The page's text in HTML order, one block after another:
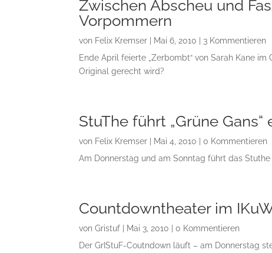
Zwischen Abscheu und
Vorpommern
von Felix Kremser | Mai 6, 2010 | 3 Kommentieren
Ende April feierte „Zerbombt“ von Sarah Kane
Original gerecht wird?
StuThe führt „Grüne Gans“
von Felix Kremser | Mai 4, 2010 | 0 Kommentieren
Am Donnerstag und am Sonntag führt das
Countdowntheater im
vonGristuf | Mai 3, 2010 | 0 Kommentieren
Der GrIStuF-Coutndown läuft – am Donnerstag